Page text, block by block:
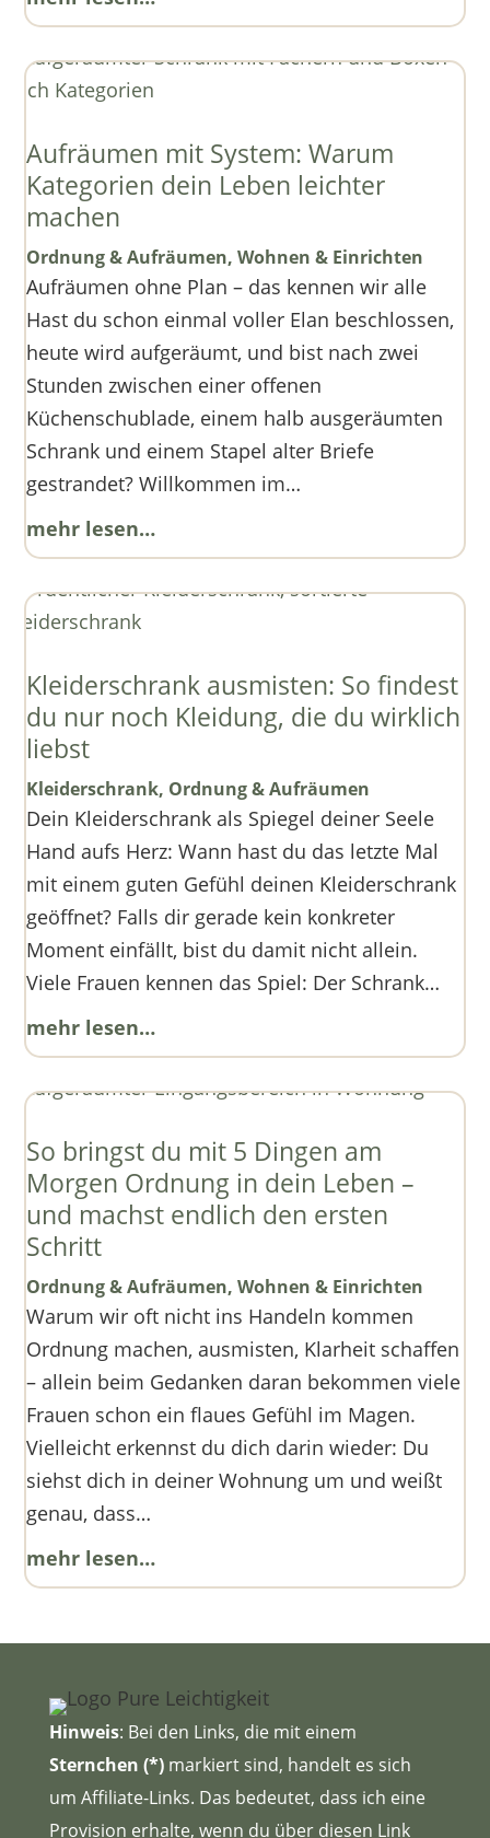
Aufräumen mit System: Warum
Kategorien dein Leben leichter
machen
Ordnung & Aufräumen,Wohnen & Einrichten
Aufräumen ohne Plan – das kennen wir alle
Hast du schon einmal voller Elan beschlossen,
heute wird aufgeräumt, und bist nach zwei
Stunden zwischen einer offenen
Küchenschublade, einem halb ausgeräumten
Schrank und einem Stapel alter Briefe
gestrandet? Willkommen im…
mehr lesen…
Kleiderschrank ausmisten: So findest
du nur noch Kleidung, die du wirklich
liebst
Kleiderschrank, Ordnung & Aufräumen
Dein Kleiderschrank als Spiegel deiner Seele
Hand aufs Herz: Wann hast du das letzte Mal
mit einem guten Gefühl deinen Kleiderschrank
geöffnet? Falls dir gerade kein konkreter
Moment einfällt, bist du damit nicht allein.
Viele Frauen kennen das Spiel: Der Schrank…
mehr lesen…
So bringst du mit 5 Dingen am
Morgen Ordnung in dein Leben –
und machst endlich den ersten
Schritt
Ordnung & Aufräumen,Wohnen & Einrichten
Warum wir oft nicht ins Handeln kommen
Ordnung machen, ausmisten, Klarheit schaffen
– allein beim Gedanken daran bekommen viele
Frauen schon ein flaues Gefühl im Magen.
Vielleicht erkennst du dich darin wieder: Du
siehst dich in deiner Wohnung um und weißt
genau, dass…
mehr lesen…
Hinweis: Bei den Links, die mit einem
Sternchen (*)markiert sind, handelt es sich
um Affiliate-Links. Das bedeutet, dass ich eine
Provision erhalte, wenn du über diesen Link